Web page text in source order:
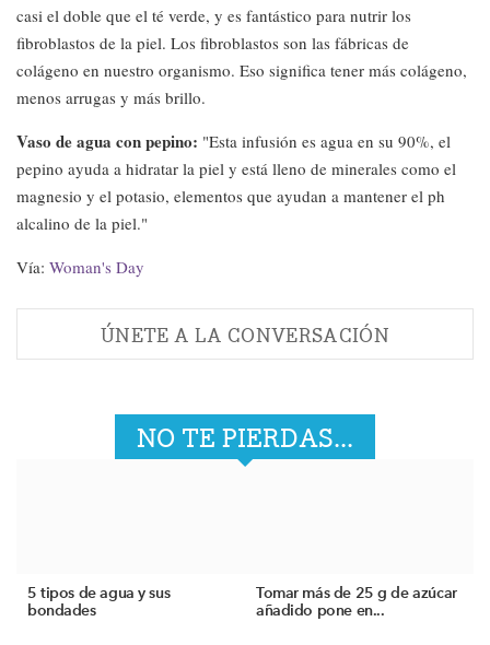
casi el doble que el té verde, y es fantástico para nutrir los
fibroblastos de la piel. Los fibroblastos son las fábricas de
colágeno en nuestro organismo. Eso significa tener más colágeno,
menos arrugas y más brillo.
Vaso de agua con pepino: "Esta infusión es agua en su 90%, el
pepino ayuda a hidratar la piel y está lleno de minerales como el
magnesio y el potasio, elementos que ayudan a mantener el ph
alcalino de la piel."
Vía: Woman's Day
ÚNETE A LA CONVERSACIÓN
NO TE PIERDAS...
5 tipos de agua y sus
bondades
Tomar más de 25 g de azúcar
añadido pone en...